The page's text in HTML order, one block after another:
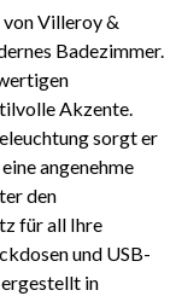
Villeroy &
Badezimmer.
Akzente.
sorgt er
angenehme
den
für all Ihre
und USB-
in